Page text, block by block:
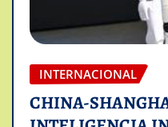
INTERNACIONAL
CHINA-